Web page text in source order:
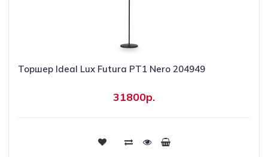
Торшер Ideal Lux Futura PT1 Nero 204949
31800р.
Купить